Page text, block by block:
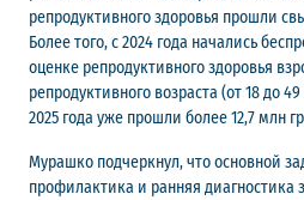
репродуктивного здоровья прошли
Более того, с 2024 года начались
оценке репродуктивного здоровья
репродуктивного возраста (от 18 до
2025 года уже прошли более 12,7 млн
Мурашко подчеркнул, что основной
профилактика и ранняя диагностика